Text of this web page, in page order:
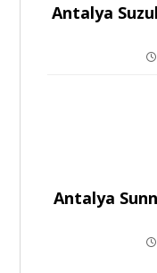
Antalya
Antalya